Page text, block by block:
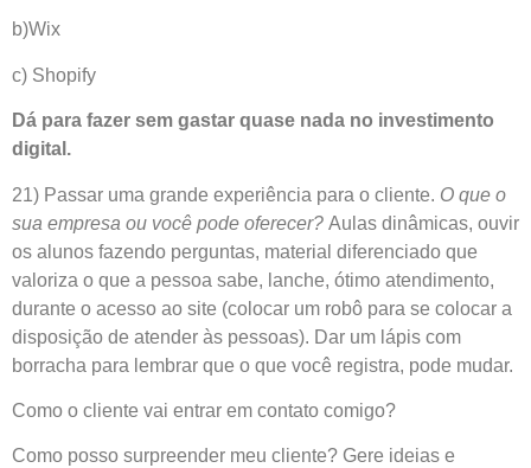
b)Wix
c) Shopify
Dá para fazer sem gastar quase nada no investimento
digital.
21) Passar uma grande experiência para o cliente. O que o
sua empresa ou você pode oferecer? Aulas dinâmicas, ouvir
os alunos fazendo perguntas, material diferenciado que
valoriza o que a pessoa sabe, lanche, ótimo atendimento,
durante o acesso ao site (colocar um robô para se colocar a
disposição de atender às pessoas). Dar um lápis com
borracha para lembrar que o que você registra, pode mudar.
Como o cliente vai entrar em contato comigo?
Como posso surpreender meu cliente? Gere ideias e